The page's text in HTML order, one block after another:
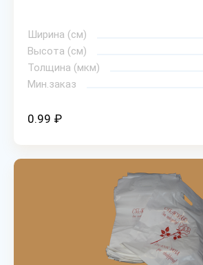
Ширина (см)
Высота (см)
Толщина (мкм)
Мин.заказ
0.99 ₽